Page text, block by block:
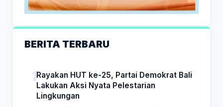
BERITA TERBARU
Rayakan HUT ke-25, Partai Demokrat Bali
Lakukan Aksi Nyata Pelestarian
Lingkungan